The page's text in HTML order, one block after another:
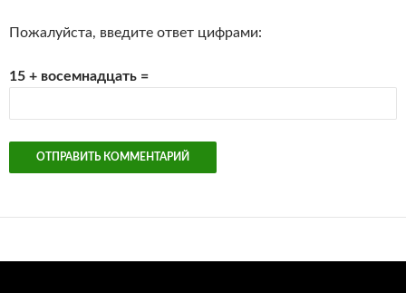
Пожалуйста, введите ответ цифрами:
15 + восемнадцать =